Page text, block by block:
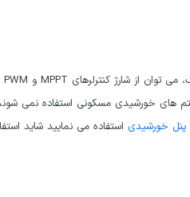
پنل خورشیدی